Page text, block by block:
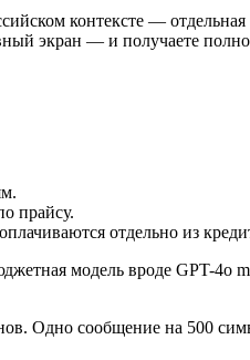
контексте —
экран — и получаете
прайсу.
отдельно из
модель вроде GPT-4o
Одно сообщение на 500